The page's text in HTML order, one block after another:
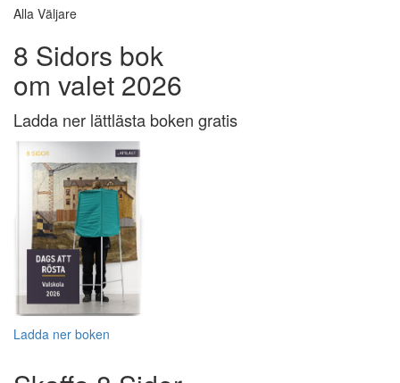
Alla Väljare
8 Sidors bok
om valet 2026
Ladda ner lättlästa boken gratis
Ladda ner boken